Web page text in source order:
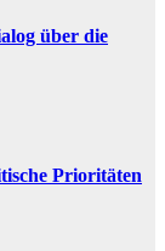
über die
Prioritäten